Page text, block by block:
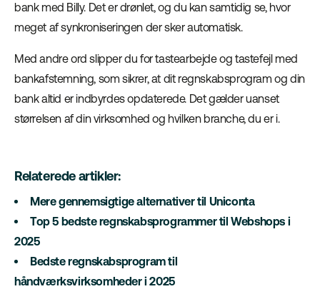
bank med Billy. Det er drønlet, og du kan samtidig se, hvor
meget af synkroniseringen der sker automatisk.
Med andre ord slipper du for tastearbejde og tastefejl med
bankafstemning, som sikrer, at dit regnskabsprogram og din
bank altid er indbyrdes opdaterede. Det gælder uanset
størrelsen af din virksomhed og hvilken branche, du er i.
Relaterede artikler:
Mere gennemsigtige alternativer til Uniconta
Top 5 bedste regnskabsprogrammer til Webshops i
2025
Bedste regnskabsprogram til
håndværksvirksomheder i 2025